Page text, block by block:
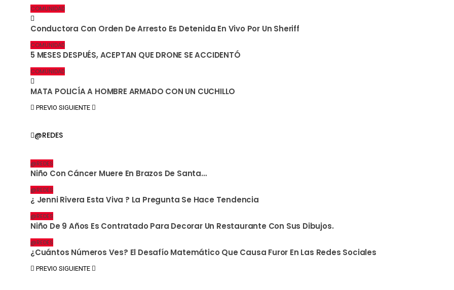
COMUNIDAD
Conductora Con Orden De Arresto Es Detenida En Vivo Por Un Sheriff
COMUNIDAD
5 MESES DESPUÉS, ACEPTAN QUE DRONE SE ACCIDENTÓ
COMUNIDAD
MATA POLICÍA A HOMBRE ARMADO CON UN CUCHILLO
PREVIO SIGUIENTE
@REDES
@REDES
Niño Con Cáncer Muere En Brazos De Santa…
@REDES
¿ Jenni Rivera Esta Viva ? La Pregunta Se Hace Tendencia
@REDES
Niño De 9 Años Es Contratado Para Decorar Un Restaurante Con Sus Dibujos.
@REDES
¿Cuántos Números Ves? El Desafío Matemático Que Causa Furor En Las Redes Sociales
PREVIO SIGUIENTE